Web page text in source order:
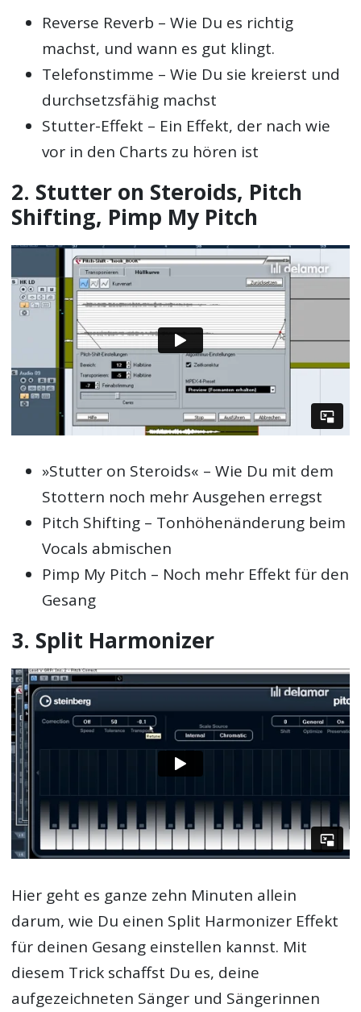
Reverse Reverb – Wie Du es richtig
machst, und wann es gut klingt.
Telefonstimme – Wie Du sie kreierst und
durchsetzsfähig machst
Stutter-Effekt – Ein Effekt, der nach wie
vor in den Charts zu hören ist
2. Stutter on Steroids, Pitch
Shifting, Pimp My Pitch
»Stutter on Steroids« – Wie Du mit dem
Stottern noch mehr Ausgehen erregst
Pitch Shifting – Tonhöhenänderung beim
Vocals abmischen
Pimp My Pitch – Noch mehr Effekt für den
Gesang
3. Split Harmonizer
Hier geht es ganze zehn Minuten allein
darum, wie Du einen Split Harmonizer Effekt
für deinen Gesang einstellen kannst. Mit
diesem Trick schaffst Du es, deine
aufgezeichneten Sänger und Sängerinnen